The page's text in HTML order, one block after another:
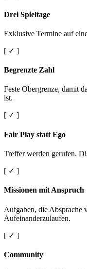
Drei Spieltage
Exklusive Termine auf
[ ✓ ]
Begrenzte Zahl
Feste Obergrenze, damit
ist.
[ ✓ ]
Fair Play statt Ego
Treffer werden gerufen.
[ ✓ ]
Missionen mit Anspruch
Aufgaben, die Absprache
Aufeinanderzulaufen.
[ ✓ ]
Community